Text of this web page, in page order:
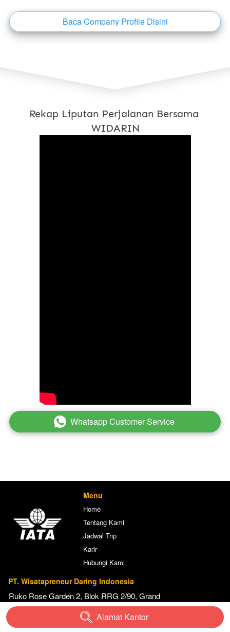
`Baca Company Profile Disini
Rekap Liputan Perjalanan Bersama
WIDARIN
` Whatsapp Customer Service
` Alamat Kantor
Menu
Home
Tentang Kami
Jadwal Trip
Karir
Hubungi Kami
PT. Wisatapreneur Daring Indonesia
Ruko Rose Garden 2, Blok RRG 2/90, Grand
Galaxy City RT.002, RW.017, Jaka Setia,
Kec. Bekasi Sel., Kota Bks, Jawa Barat
17148